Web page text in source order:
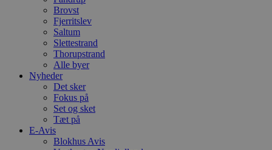
Brovst
Fjerritslev
Saltum
Slettestrand
Thorupstrand
Alle byer
Nyheder
Det sker
Fokus på
Set og sket
Tæt på
E-Avis
Blokhus Avis